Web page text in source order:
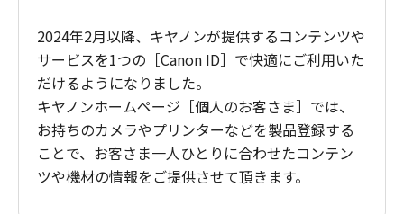
2024年2月以降、キヤノンが提供するコンテンツや
サービスを1つの［Canon ID］で快適にご利用いた
だけるようになりました。
キヤノンホームページ［個人のお客さま］では、
お持ちのカメラやプリンターなどを製品登録する
ことで、お客さま一人ひとりに合わせたコンテン
ツや機材の情報をご提供させて頂きます。